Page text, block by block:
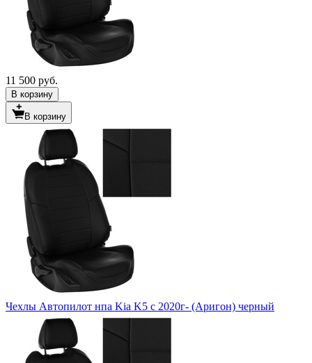
11 500 руб.
В корзину
В корзину
Чехлы Автопилот нпа Kia K5 c 2020г- (Аригон) черный